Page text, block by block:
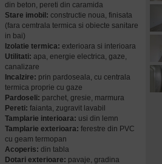
din beton, pereti din caramida
Stare imobil: constructie noua, finisata
(fara cemtrala termica si obiecte sanitare
in bai)
Izolatie termica: exterioara si interioara
Utilitati: apa, energie electrica, gaze,
canalizare
Incalzire: prin pardoseala, cu centrala
termica proprie cu gaze
Pardoseli: parchet, gresie, marmura
Pereti: faianta, zugravit lavabil
Tamplarie interioara: usi din lemn
Tamplarie exterioara: ferestre din PVC
cu geam termopan
Acoperis: din tabla
Dotari exterioare: pavaje, gradina